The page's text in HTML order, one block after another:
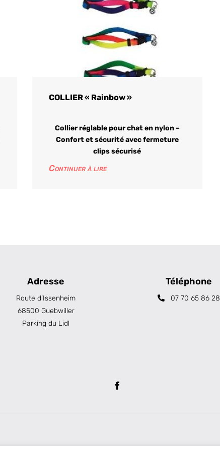
COLLIER « Rainbow »
Collier réglable pour chat en nylon –
Confort et sécurité avec fermeture
clips sécurisé
Continuer à lire
Adresse
Route d’Issenheim
68500 Guebwiller
Parking du Lidl
Téléphone
07 70 65 86 28